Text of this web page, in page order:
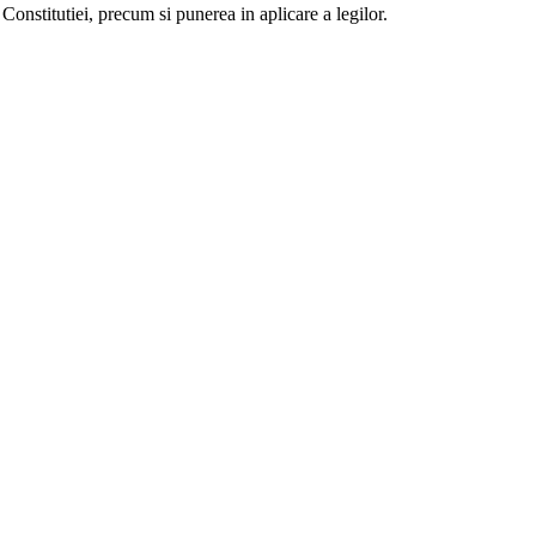
precum si punerea in aplicare a legilor.